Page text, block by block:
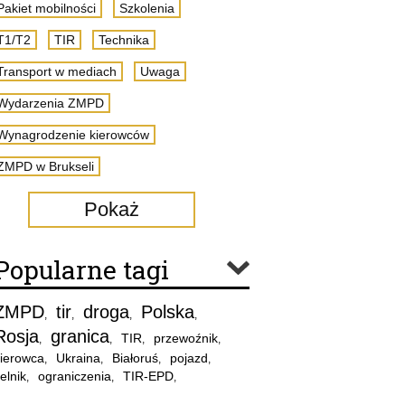
mobilności Szkolenia
T2 TIR Technika
w mediach Uwaga
ZMPD
kierowców
w Brukseli
Pokaż
tagi
, tir, droga, Polska,
, granica, TIR, przewoźnik,
, Ukraina, Białoruś, pojazd,
, ograniczenia, TIR-EPD,